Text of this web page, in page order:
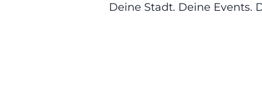
Deine Stadt. Deine Events.